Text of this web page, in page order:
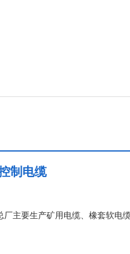
制电缆
主要生产矿用电缆、橡套软电